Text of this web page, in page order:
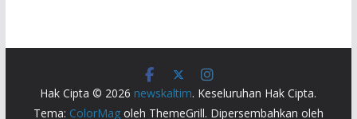
Hak Cipta © 2026 newskaltim. Keseluruhan Hak Cipta.
Tema: ColorMagoleh ThemeGrill. Dipersembahkan oleh